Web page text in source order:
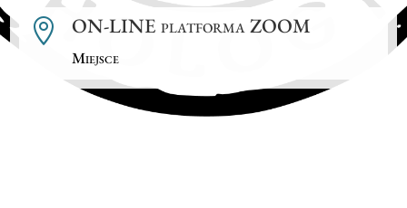
 ON-LINE platforma ZOOM
Miejsce